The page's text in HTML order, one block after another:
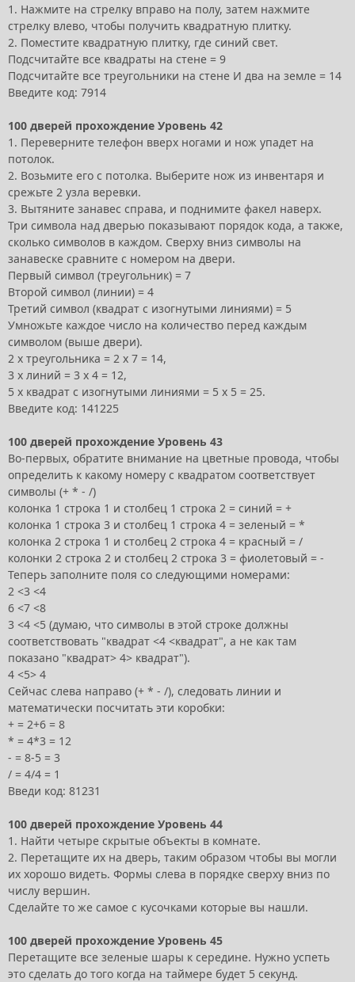
1. Нажмите на стрелку вправо на полу, затем нажмите
стрелку влево, чтобы получить квадратную плитку.
2. Поместите квадратную плитку, где синий свет.
Подсчитайте все квадраты на стене = 9
Подсчитайте все треугольники на стене И два на земле = 14
Введите код: 7914
100 дверей прохождение Уровень 42
1. Переверните телефон вверх ногами и нож упадет на
потолок.
2. Возьмите его с потолка. Выберите нож из инвентаря и
срежьте 2 узла веревки.
3. Вытяните занавес справа, и поднимите факел наверх.
Три символа над дверью показывают порядок кода, а также,
сколько символов в каждом. Сверху вниз символы на
занавеске сравните с номером на двери.
Первый символ (треугольник) = 7
Второй символ (линии) = 4
Третий символ (квадрат с изогнутыми линиями) = 5
Умножьте каждое число на количество перед каждым
символом (выше двери).
2 х треугольника = 2 х 7 = 14,
3 х линий = 3 х 4 = 12,
5 х квадрат с изогнутыми линиями = 5 х 5 = 25.
Введите код: 141225
100 дверей прохождение Уровень 43
Во-первых, обратите внимание на цветные провода, чтобы
определить к какому номеру с квадратом соответствует
символы (+ * - /)
колонка 1 строка 1 и столбец 1 строка 2 = синий = +
колонка 1 строка 3 и столбец 1 строка 4 = зеленый = *
колонка 2 строка 1 и столбец 2 строка 4 = красный = /
колонки 2 строка 2 и столбец 2 строка 3 = фиолетовый = -
Теперь заполните поля со следующими номерами:
2 <3 <4
6 <7 <8
3 <4 <5 (думаю, что символы в этой строке должны
соответствовать "квадрат <4 <квадрат", а не как там
показано "квадрат> 4> квадрат").
4 <5> 4
Сейчас слева направо (+ * - /), следовать линии и
математически посчитать эти коробки:
+ = 2+6 = 8
* = 4*3 = 12
- = 8-5 = 3
/ = 4/4 = 1
Введи код: 81231
100 дверей прохождение Уровень 44
1. Найти четыре скрытые объекты в комнате.
2. Перетащите их на дверь, таким образом чтобы вы могли
их хорошо видеть. Формы слева в порядке сверху вниз по
числу вершин.
Сделайте то же самое с кусочками которые вы нашли.
100 дверей прохождение Уровень 45
Перетащите все зеленые шары к середине. Нужно успеть
это сделать до того когда на таймере будет 5 секунд.